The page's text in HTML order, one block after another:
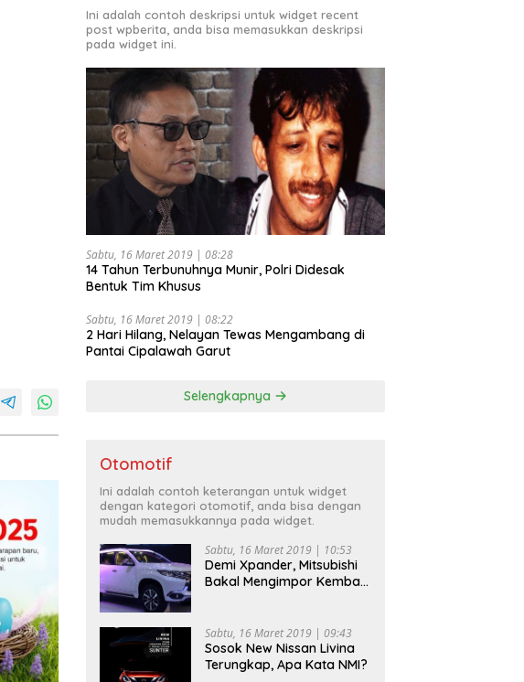
Ini adalah contoh deskripsi untuk widget recent
post wpberita, anda bisa memasukkan deskripsi
pada widget ini.
Sabtu, 16 Maret 2019 | 08:28
14 Tahun Terbunuhnya Munir, Polri Didesak
Bentuk Tim Khusus
Sabtu, 16 Maret 2019 | 08:22
2 Hari Hilang, Nelayan Tewas Mengambang di
Pantai Cipalawah Garut
Selengkapnya
Otomotif
Ini adalah contoh keterangan untuk widget
dengan kategori otomotif, anda bisa dengan
mudah memasukkannya pada widget.
Sabtu, 16 Maret 2019 | 10:53
Demi Xpander, Mitsubishi
Bakal Mengimpor Kembali
Sabtu, 16 Maret 2019 | 09:43
Sosok New Nissan Livina
Terungkap, Apa Kata NMI?